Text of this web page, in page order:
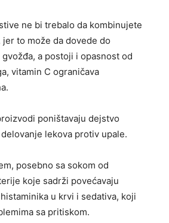
ne bi trebalo da kombinujete
jer to može da dovede do
a postoji i opasnost od
vitamin C ograničava
poništavaju dejstvo
lekova protiv upale.
posebno sa sokom od
koje sadrži povećavaju
u krvi i sedativa, koji
sa pritiskom.